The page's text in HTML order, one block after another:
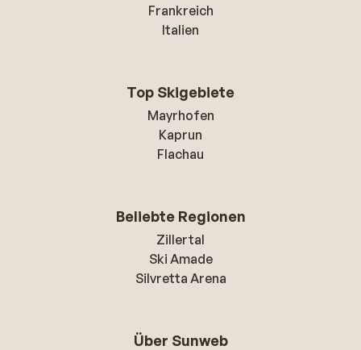
Frankreich
Italien
Top Skigebiete
Mayrhofen
Kaprun
Flachau
Beliebte Regionen
Zillertal
Ski Amade
Silvretta Arena
Über Sunweb